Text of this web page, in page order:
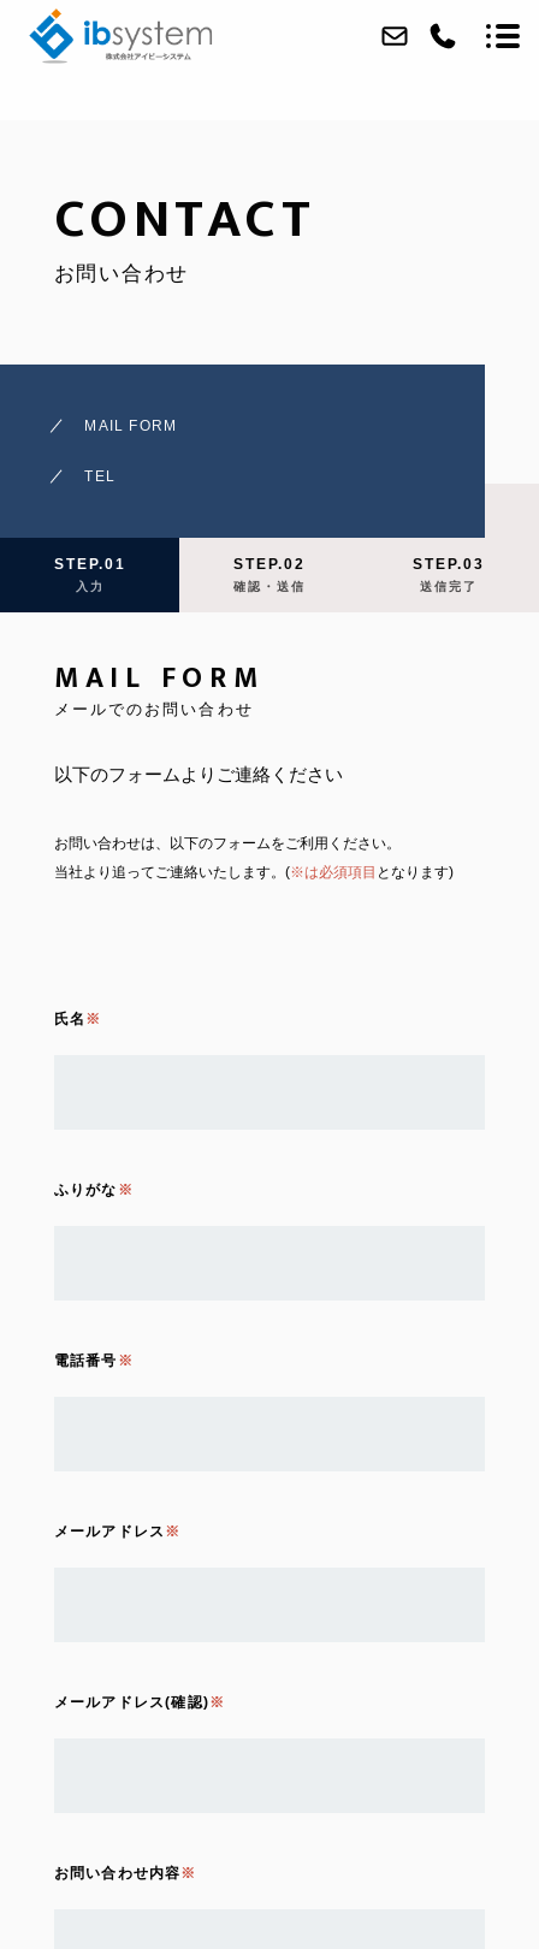
SERVICE
CONTACT
お問い合わせ
MAIL FORM
TEL
STEP.01
入力
STEP.02
確認・送信
STEP.03
送信完了
MAIL FORM
メールでのお問い合わせ
以下のフォームよりご連絡ください
お問い合わせは、以下のフォームをご利用ください。
当社より追ってご連絡いたします。(※は必須項目 となります)
氏名
ふりがな
電話番号
メールアドレス
メールアドレス(確認)
お問い合わせ内容